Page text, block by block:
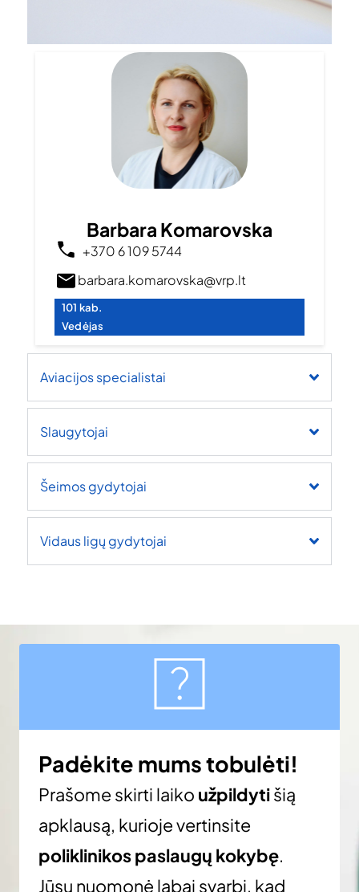
Barbara Komarovska
+370 6 109 5744
barbara.komarovska@vrp.lt
101 kab.
Vedėjas
Aviacijos specialistai
Slaugytojai
Šeimos gydytojai
Vidaus ligų gydytojai
Padėkite mums tobulėti!
Prašome skirti laiko užpildytišią
apklausą, kurioje vertinsite
poliklinikos paslaugų kokybę.
Jūsų nuomonė labai svarbi, kad